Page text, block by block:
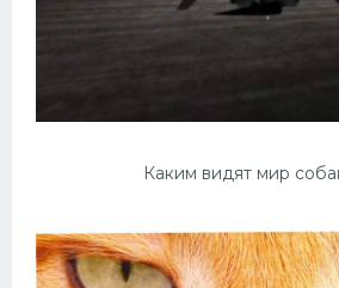
Каким видят мир